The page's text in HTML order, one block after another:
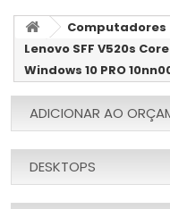
Computadores
Lenovo SFF V520s
Windows 10 PRO
ADICIONAR AO
DESKTOPS